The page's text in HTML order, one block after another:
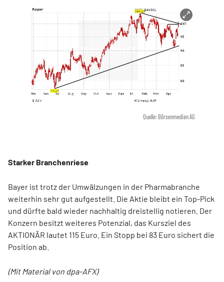
Quelle: Börsenmedien AG
Starker Branchenriese
Bayer ist trotz der Umwälzungen in der Pharmabranche
weiterhin sehr gut aufgestellt. Die Aktie bleibt ein Top-Pick
und dürfte bald wieder nachhaltig dreistellig notieren. Der
Konzern besitzt weiteres Potenzial, das Kursziel des
AKTIONÄR lautet 115 Euro. Ein Stopp bei 83 Euro sichert die
Position ab.
(Mit Material von dpa-AFX)